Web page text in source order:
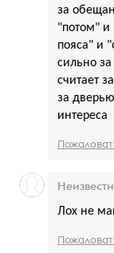
за
"потом" и
пояса" и
сильно
считает
за
интереса
Лох не